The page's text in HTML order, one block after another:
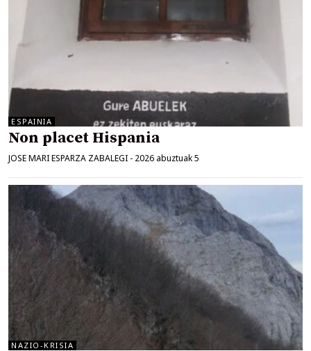
ESPAINIA
Non placet Hispania
JOSE MARI ESPARZA ZABALEGI - 2026 abuztuak 5
NAZIO-KRISIA